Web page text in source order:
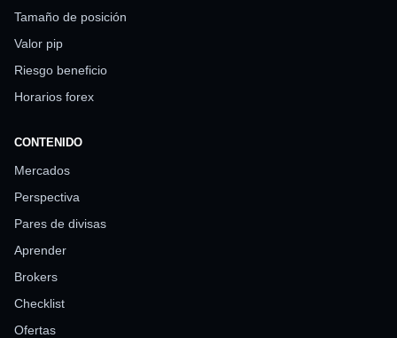
Tamaño de posición
Valor pip
Riesgo beneficio
Horarios forex
CONTENIDO
Mercados
Perspectiva
Pares de divisas
Aprender
Brokers
Checklist
Ofertas